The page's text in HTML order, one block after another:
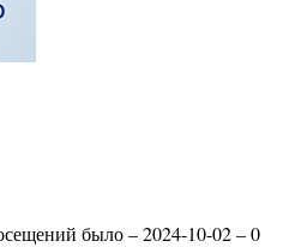
было – 2024-10-02 – 0